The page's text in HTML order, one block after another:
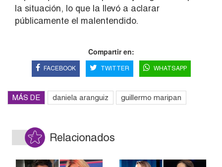
la situación, lo que la llevó a aclarar
públicamente el malentendido.
Compartir en:
FACEBOOK TWITTER WHATSAPP
MÁS DE daniela aranguiz guillermo maripan
Relacionados